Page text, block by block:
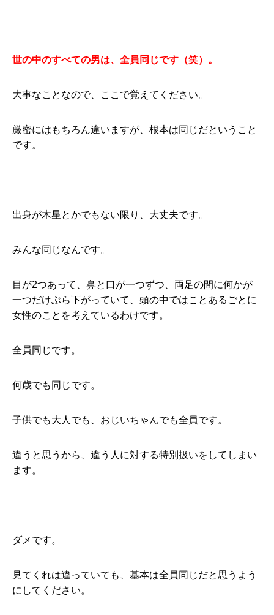
世の中のすべての男は、全員同じです（笑）。
大事なことなので、ここで覚えてください。
厳密にはもちろん違いますが、根本は同じだということ
です。
出身が木星とかでもない限り、大丈夫です。
みんな同じなんです。
目が2つあって、鼻と口が一つずつ、両足の間に何かが
一つだけぶら下がっていて、頭の中ではことあるごとに
女性のことを考えているわけです。
全員同じです。
何歳でも同じです。
子供でも大人でも、おじいちゃんでも全員です。
違うと思うから、違う人に対する特別扱いをしてしまい
ます。
ダメです。
見てくれは違っていても、基本は全員同じだと思うよう
にしてください。